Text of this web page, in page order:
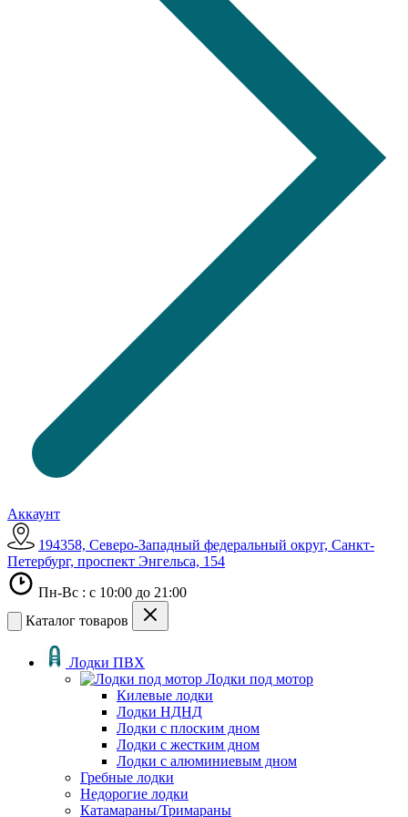
Аккаунт
194358, Северо-Западный федеральный округ, Санкт-
Петербург, проспект Энгельса, 154
Пн-Вс : с 10:00 до 21:00
Каталог товаров
Лодки ПВХ
Лодки под мотор
Килевые лодки
Лодки НДНД
Лодки с плоским дном
Лодки с жестким дном
Лодки с алюминиевым дном
Гребные лодки
Недорогие лодки
Катамараны/Тримараны